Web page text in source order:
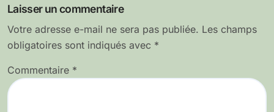
Laisser un commentaire
Votre adresse e-mail ne sera pas publiée. Les champs
obligatoires sont indiqués avec *
Commentaire *